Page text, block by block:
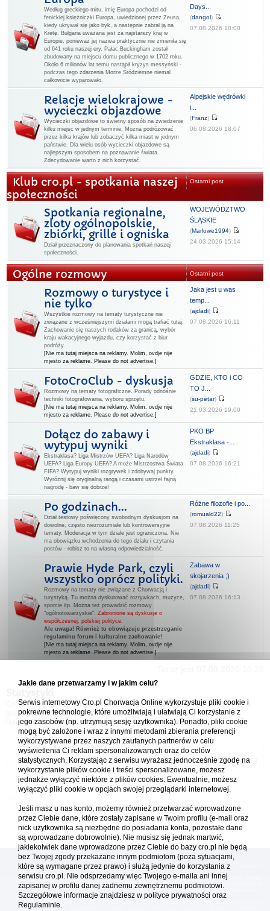
Według greckiego mitu, imię Europa pochodzi od
fenickiej księżniczki Europa, uwiedzionej przez Zeusa,
kiedy ukrywał się jako byk, a następnie zabrał ją na
Kretę. Bułgaria uważana jest za najstarszy kraj w
Europie, ponieważ jej nazwa praktycznie nie zmieniła się
od 641 roku naszej ery. Pałac Buckingham został
zbudowany na miejscu domu publicznego w 1702 roku.
Około 6 milionów lat temu nastąpił kryzys messyński -
podczas tego zdarzenia Morze Śródziemne niemal
całkowicie wyparowało.
Days...
(dangol)
07.08.2026 10:00
Relacje wielokrajowe -
wycieczki objazdowe
Wycieczki objazdowe to świetny sposób na zwiedzenie
kilku miejsc w jednym terminie. Można podróżować
przez kilka krajów lub zobaczyć kilka miast w jednym
państwie. Dla wielu osób wycieczki objazdowe są
najlepszym sposobem na poznawanie świata.
Zdecydowanie warto z nich korzystać.
Alpejskie wędrówki
i...
(Franz)
06.08.2026 18:07
Klub cro.pl - spotkania naszej
społeczności
Ostatni post
Spotkania regionalne,
zloty ogólnopolskie,
zbiórki, grille i ogniska
Dział przeznaczony do planowania spotkań naszej
społeczności.
WOJEWÓDZTWO
ŚLĄSKIE
(Marlowe1994)
24.03.2026 15:14
Ogólne rozmowy Ostatni post
Rozmowy o turystyce i
nie tylko
Wszystkie rozmowy na tematy turystyczne nie
związane z wcześniejszymi działami mogą trafiać tutaj.
Zachowanie się naszych rodaków za granicą, wybór
kraju wakacyjnego wyjazdu, czy korzystać z biur
podróży.
[Nie ma tutaj miejsca na reklamy. Molim, ovdje nije
mjesto za reklame. Please do not advertise.]
Jaka jest u was
temp...
(ajdadi)
07.08.2026 16:11
FotoCroClub - dyskusja
Rozmowy na tematy fotograficzne. Porady odnośnie
techniki fotografowania, wyboru sprzętu.
[Nie ma tutaj miejsca na reklamy. Molim, ovdje nije
mjesto za reklame. Please do not advertise.]
GDZIE, KTO i CO
TO J...
(su-petar)
21.03.2026 19:00
Dołącz do zabawy i
wytypuj wyniki
Ekstraklasa? Liga Mistrzów UEFA? Liga Narodów
UEFA? Liga Europy UEFA? A może Mistrzostwa Świata
FIFA? Wytypuj wyniki rozgrywek i zdobywaj punkty.
Wyróżnij się oryginalną rangą i czasami ustrzel fajną
nagrodę - baw się dobrze!
PKO BP
Ekstraklasa -...
(ajdadi)
07.08.2026 16:21
Po godzinach...
Dział testowy poświęcony swobodnym dyskusjom na
dowolne, często niezrozumiałe lub kontrowersyjne
tematy. Moderacja w tym dziale jest ograniczona. Nie
ma obowiązku wchodzenia do tego działu i czytania
postów - robisz to na własną odpowiedzialność.
Różne filozofie i po...
(romuald22)
07.08.2026 11:25
Prawie Hyde Park, czyli
wszystko oprócz polityki.
Rozmowy na tematy nie związane z Chorwacją i
turystyką. Tu można dyskutować rozrywkach, muzyce,
sporcie itp. Można też prowadzić rozmowy
"ogólnotowarzyskie". Zabronione są dyskusje o
współczesnej, polskiej polityce.
Ale uwaga! Również tu obowiązuje przestrzeganie
regulaminu forum i kulturalne zachowanie!
[Nie ma tutaj miejsca na reklamy. Molim, ovdje nije
mjesto za reklame. Please do not advertise.]
Zabawa w
skojarzenia ;)
(ajdadi)
07.08.2026 16:13
Cro.pl przegląda221użytkowników :: 6 zidentyfikowanych, 0 ukrytych i 215
gości (dane z ostatnich 3 minut)
Najwięcej użytkowników online ( 5542) było 21.04.2026 01:12
Forum Chorwacja Online - Cro.pl
Usuń ciasteczka• Strefa czasowa: UTC + 1 (Polska - czas zimowy) [ DST
[reklama ] [
Platforma cro.pl© Chorwacja online™ wykorzystuje cookies do prawidłowego działania, te pliki
gromadzą na Twoim komputerze dane ułatwiające korzystanie z serwisu; więcej informacji w
Redakcja platformy cro.pl© Chorwacja online™ nie odpowiada za treści zamieszczone przez
użytkowników. Korzystanie z serwisu oznacza akceptację regulaminu. Serwis ma charakter
Jakie dane przetwarzamy i w jakim celu?
Serwis internetowy Cro.pl Chorwacja Online wykorzystuje pliki cookie i
pokrewne technologie, które umożliwiają i ułatwiają Ci korzystanie z
jego zasobów (np. utrzymują sesję użytkownika). Ponadto, pliki cookie
mogą być założone i wraz z innymi metodami zbierania preferencji
wykorzystywane przez naszych zaufanych partnerów w celu
wyświetlenia Ci reklam spersonalizowanych oraz do celów
statystycznych. Korzystając z serwisu wyrażasz jednocześnie zgodę na
wykorzystanie plików cookie i treści spersonalizowane, możesz
jednakże wyłączyć niektóre z plików cookies. Ewentualnie, możesz
wyłączyć pliki cookie w opcjach swojej przeglądarki internetowej.
Jeśli masz u nas konto, możemy również przetwarzać wprowadzone
przez Ciebie dane, które zostały zapisane w Twoim profilu (e-mail oraz
nick użytkownika są niezbędne do posiadania konta, pozostałe dane
są wprowadzane dobrowolnie). Nie musisz się jednak martwić,
jakiekolwiek dane wprowadzone przez Ciebie do bazy cro.pl nie będą
bez Twojej zgody przekazane innym podmiotom (poza sytuacjami,
które są wymagane przez prawo) i służą jedynie do korzystania z
serwisu cro.pl. Nie odsprzedamy więc Twojego e-maila ani innej
zapisanej w profilu danej żadnemu zewnętrznemu podmiotowi.
Szczegółowe informacje znajdziesz w polityce prywatności oraz
Regulaminie.